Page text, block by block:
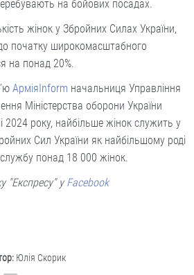
на бойових посадах.
жінок у Збройних Силах України,
початку широкомасштабного
на понад 20%.
АрміяInform начальниця Управління
Міністерства оборони України
2024 року, найбільше жінок служить у
Сил України як найбільшому роді
понад 18 000 жінок.
"Експресу" уFacebook
Юлія Скорик